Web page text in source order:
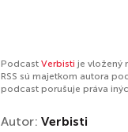
Podcast Verbisti je vložený
RSS sú majetkom autora
podcast porušuje práva
Autor: Verbisti